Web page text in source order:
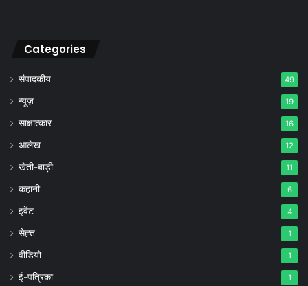
Categories
संपादकीय 49
न्यूज़ 19
साक्षात्कार 16
आलेख 12
खेती-बाड़ी 11
कहानी 6
इवेंट 4
सेह्त 1
वीडियो 1
ई-पत्रिका 1